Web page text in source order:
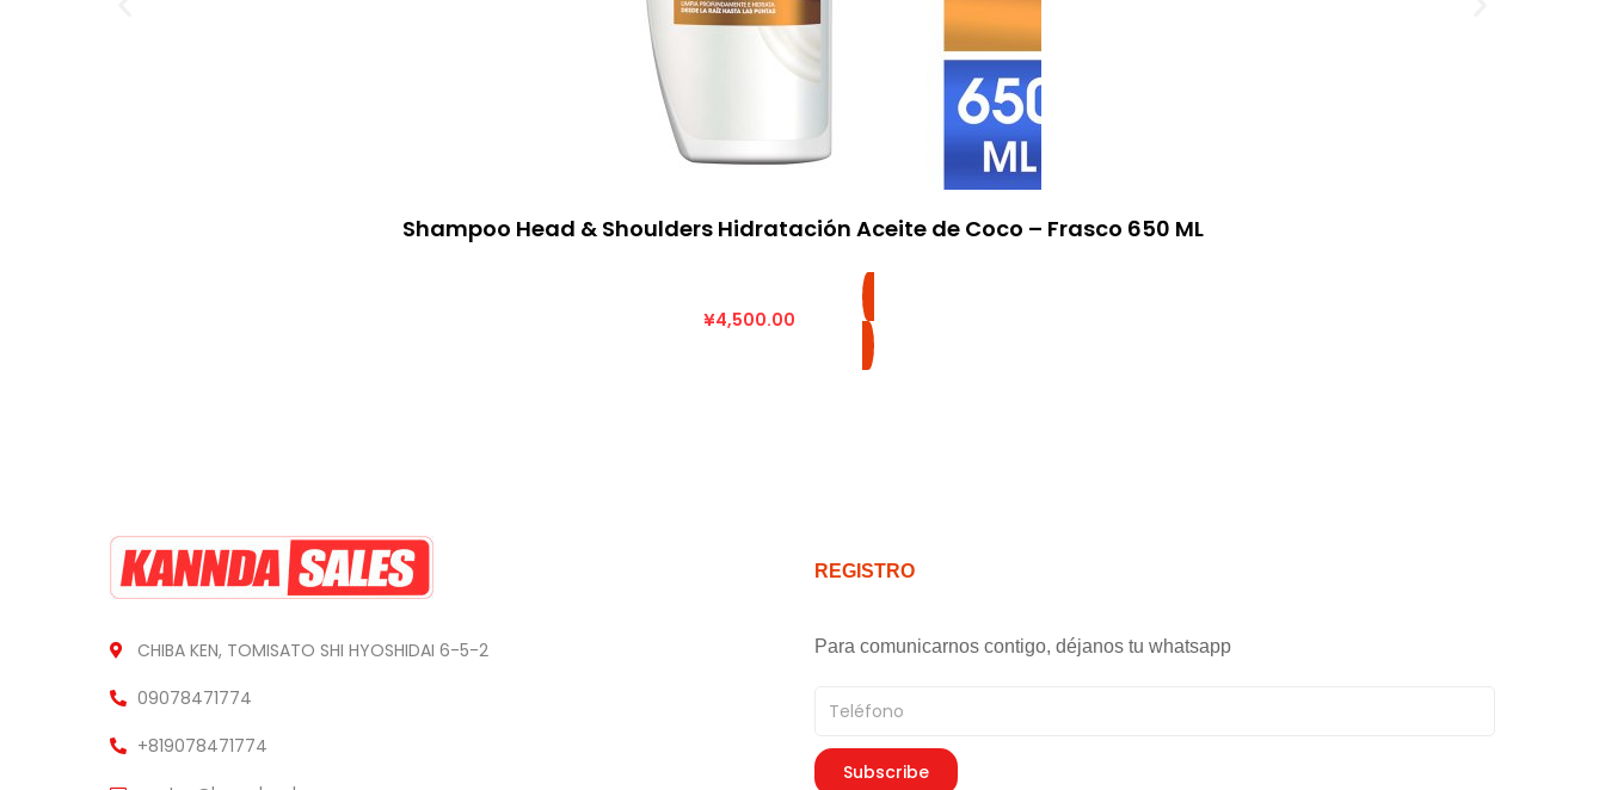
Shampoo Head & Shoulders Hidratación Aceite de Coco – Frasco 650 ML
¥4,500.00
CHIBA KEN, TOMISATO SHI HYOSHIDAI 6-5-2
09078471774
+819078471774
REGISTRO
Para comunicarnos contigo, déjanos tu whatsapp
Teléfono
Subscribe